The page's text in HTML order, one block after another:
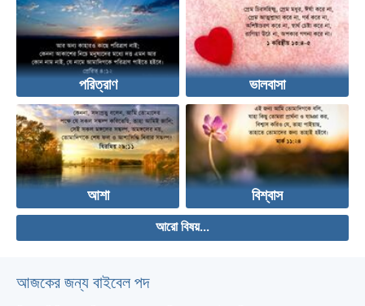
পরিত্রাণ ভালবাসা
আশা বিশ্বাস
আরো বিষয়...
আজকের জন্য বাইবেল পদ